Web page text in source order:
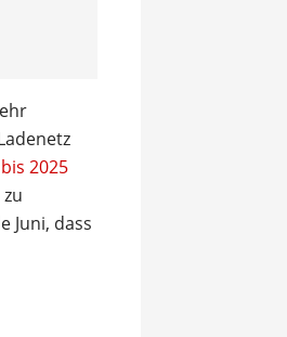
2025
Juni, dass